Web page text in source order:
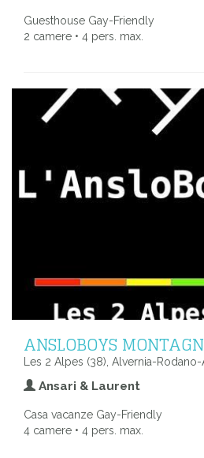
Guesthouse Gay-Friendly
2 camere • 4 pers. max.
ANSLOBOYS
Les 2 Alpes (38), Alvernia-Rodano-
Ansari & Laurent
Casa vacanze Gay-Friendly
4 camere • 4 pers. max.